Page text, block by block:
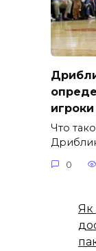
Что
0
Як